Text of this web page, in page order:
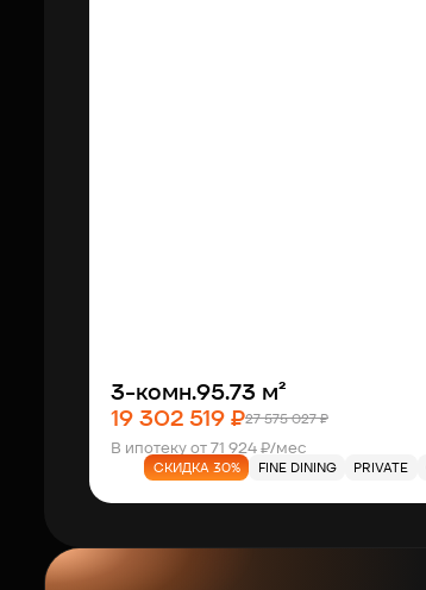
3-комн.95.73 м²
19 302 519 ₽27 575 027 ₽
В ипотеку от 71 924 ₽/мес
СКИДКА 30% FINE DINING PRIVATE